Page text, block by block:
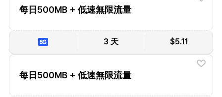
每日500MB + 低速無限流量
3 天 $5.11
每日500MB + 低速無限流量